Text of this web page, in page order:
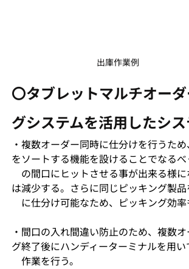
出庫作業例
〇タブレットマルチオー
グシステムを活用したシ
・複数オーダー同時に仕分けを行うた
をソートする機能を設けることでなるべ
の間口にヒットさせる事が出来る様
は減少する。さらに同じピッキング製
に仕分け可能なため、ピッキング効率
・間口の入れ間違い防止のため、複数
グ終了後にハンディーターミナルを用い
作業を行う。